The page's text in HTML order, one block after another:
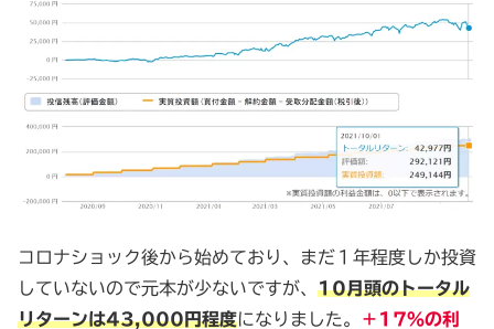
コロナショック後から始めており、まだ１年程度しか投資
していないので元本が少ないですが、 10月頭のトータル
リターンは43,000円程度になりました。
＋17％の利